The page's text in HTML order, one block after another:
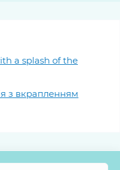
a splash of the
з вкрапленням